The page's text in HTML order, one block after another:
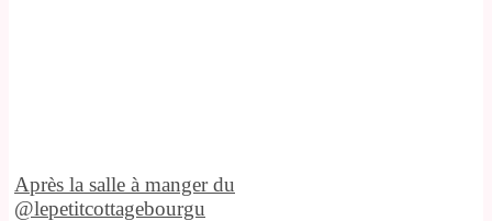
Après la salle à manger du
@lepetitcottagebourgu